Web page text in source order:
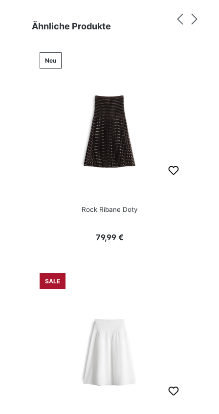
Produktgalerie überspringen
Ähnliche Produkte
Neu
Rock Ribane Doty
Regulärer Preis:
79,99 €
SALE